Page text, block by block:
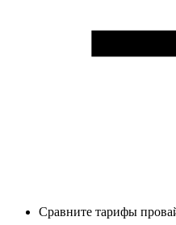
Сравните тарифы